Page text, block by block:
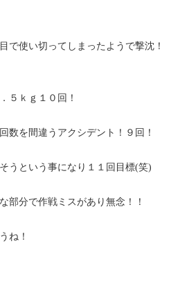
で使い切ってしまったようで撃沈！
５ｋｇ１０回！
数を間違うアクシデント！９回！
うという事になり１１回目標(笑)
部分で作戦ミスがあり無念！！
ね！